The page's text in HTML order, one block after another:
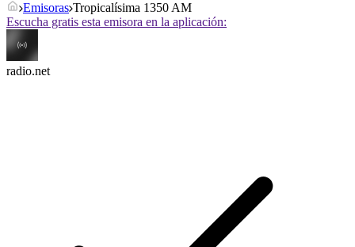
Emisoras Tropicalísima 1350 AM
Escucha gratis esta emisora en la aplicación:
radio.net